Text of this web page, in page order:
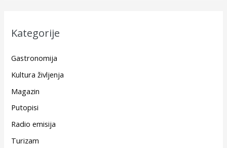
Kategorije
Gastronomija
Kultura življenja
Magazin
Putopisi
Radio emisija
Turizam